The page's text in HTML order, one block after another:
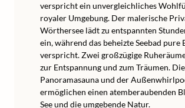
verspricht ein unvergleichliches
royaler Umgebung. Der malerische
Wörthersee lädt zu entspannten
ein, während das beheizte Seebad pure
verspricht. Zwei großzügige
zur Entspannung und zum Träumen. Die
Panoramasauna und der
ermöglichen einen atemberaubenden
See und die umgebende Natur.